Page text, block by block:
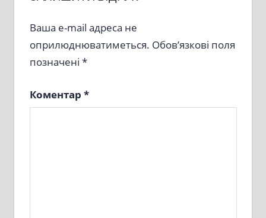
Ваша e-mail адреса не
оприлюднюватиметься. Обов’язкові поля
позначені *
Коментар *